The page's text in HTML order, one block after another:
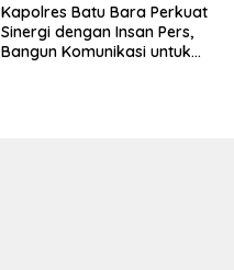
Kapolres Batu Bara Perkuat
Sinergi dengan Insan Pers,
Bangun Komunikasi untuk